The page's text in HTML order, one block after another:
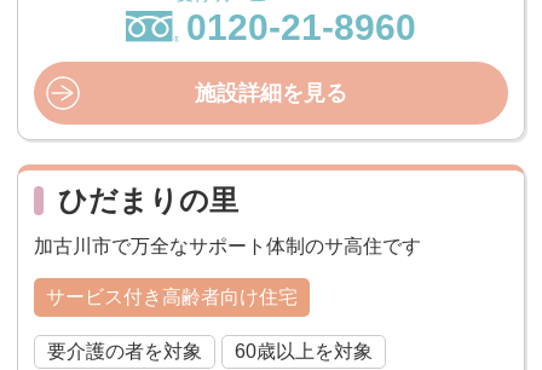
0120-21-8960
施設詳細を見る
ひだまりの里
加古川市で万全なサポート体制のサ高住です
サービス付き高齢者向け住宅
要介護の者を対象 60歳以上を対象